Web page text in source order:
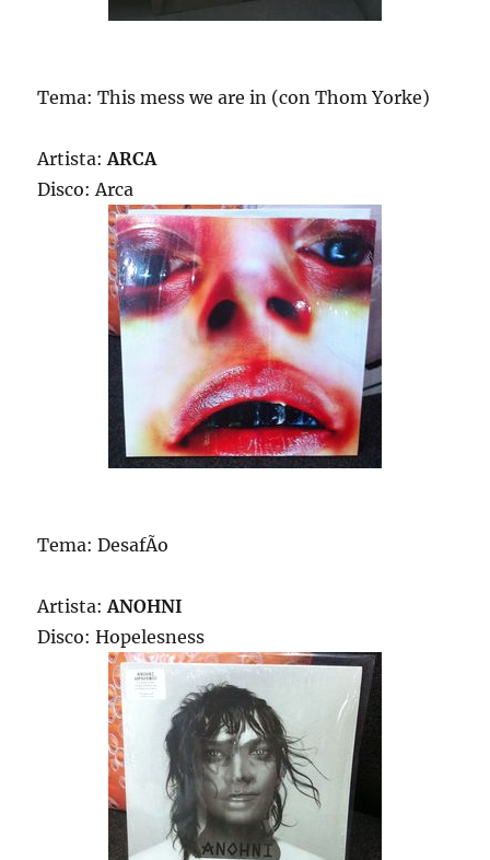
Tema: This mess we are in (con Thom Yorke)
Artista:ARCA
Disco: Arca
Tema: DesafÃ­o
Artista:ANOHNI
Disco: Hopelesness